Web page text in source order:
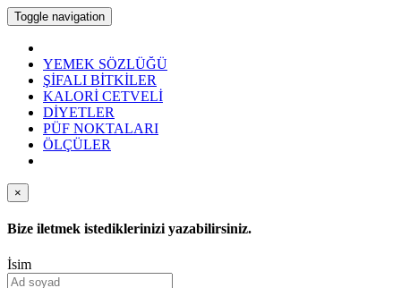
Toggle navigation
YEMEK SÖZLÜĞÜ
ŞİFALI BİTKİLER
KALORİ CETVELİ
DİYETLER
PÜF NOKTALARI
ÖLÇÜLER
×
Bize iletmek istediklerinizi yazabilirsiniz.
İsim